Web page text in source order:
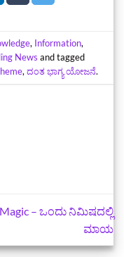
, Information,
News and tagged
,ದಂತ ಭಾಗ್ಯ ಯೋಜನೆ.
Magic – ಒಂದು ನಿಮಿಷದಲ್ಲಿ
ಮಾಯ